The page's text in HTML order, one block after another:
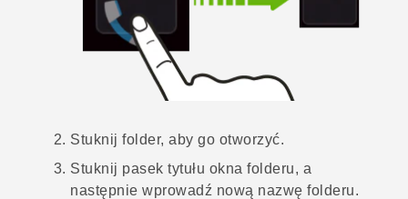
Stuknij folder, aby go otworzyć.
Stuknij pasek tytułu okna folderu, a
następnie wprowadź nową nazwę folderu.